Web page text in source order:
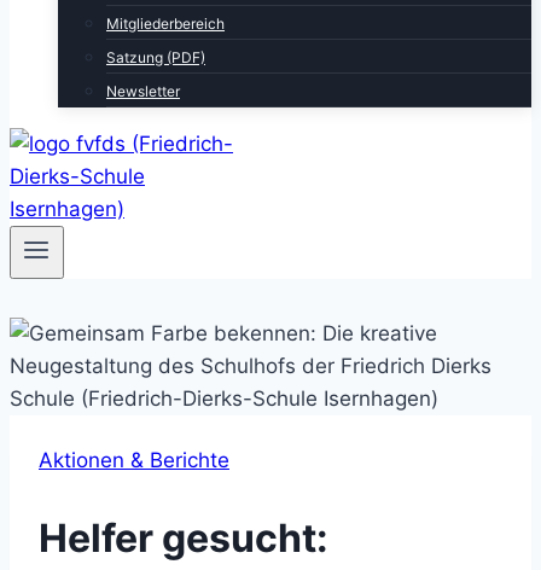
Mitgliederbereich
Satzung (PDF)
Newsletter
Aktionen & Berichte
Helfer gesucht: